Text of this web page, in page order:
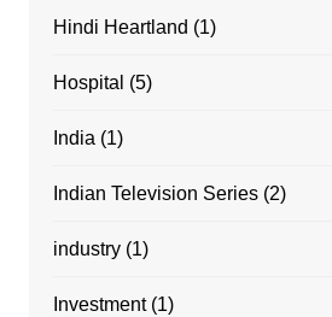
Hindi Heartland (1)
Hospital (5)
India (1)
Indian Television Series(2)
industry(1)
Investment(1)